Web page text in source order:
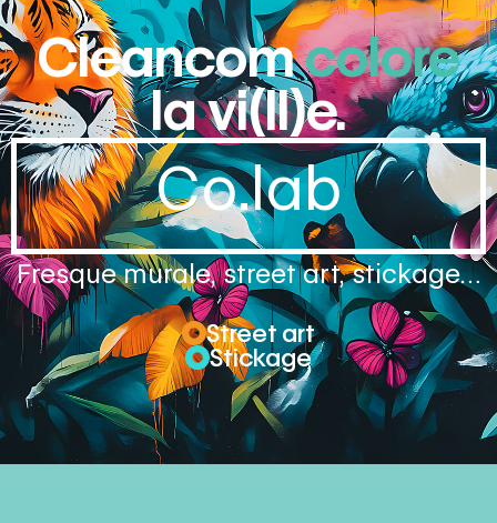
Cleancomcolore
la vi(ll)e.
Co.lab
Fresque murale, street art, stickage…
Street art
Stickage